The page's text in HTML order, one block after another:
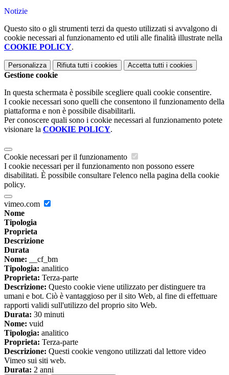
Notizie
Questo sito o gli strumenti terzi da questo utilizzati si avvalgono di
cookie necessari al funzionamento ed utili alle finalità illustrate nella
COOKIE POLICY.
Personalizza Rifiuta tutti i cookies Accetta tutti i cookies
Gestione cookie
In questa schermata è possibile scegliere quali cookie consentire.
I cookie necessari sono quelli che consentono il funzionamento della
piattaforma e non è possibile disabilitarli.
Per conoscere quali sono i cookie necessari al funzionamento potete
visionare la COOKIE POLICY.
Cookie necessari per il funzionamento
I cookie necessari per il funzionamento non possono essere
disabilitati. È possibile consultare l'elenco nella pagina della cookie
policy.
vimeo.com
Nome
Tipologia
Proprieta
Descrizione
Durata
Nome: __cf_bm
Tipologia: analitico
Proprieta: Terza-parte
Descrizione: Questo cookie viene utilizzato per distinguere tra
umani e bot. Ciò è vantaggioso per il sito Web, al fine di effettuare
rapporti validi sull'utilizzo del proprio sito Web.
Durata: 30 minuti
Nome: vuid
Tipologia: analitico
Proprieta: Terza-parte
Descrizione: Questi cookie vengono utilizzati dal lettore video
Vimeo sui siti web.
Durata: 2 anni